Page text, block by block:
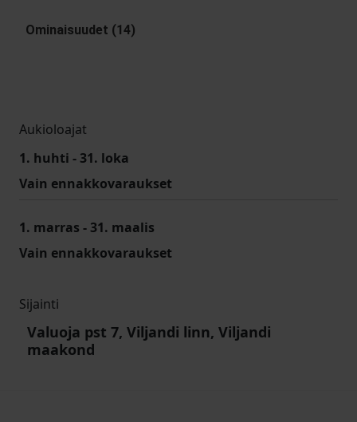
Ominaisuudet (14)
Aukioloajat
1. huhti - 31. loka
Vain ennakkovaraukset
1. marras - 31. maalis
Vain ennakkovaraukset
Sijainti
Valuoja pst 7, Viljandi linn, Viljandi
maakond